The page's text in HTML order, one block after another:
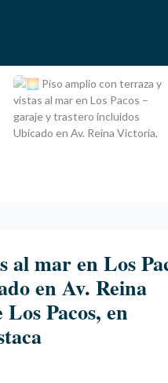
al mar en Los
en Av. Reina
Pacos, en